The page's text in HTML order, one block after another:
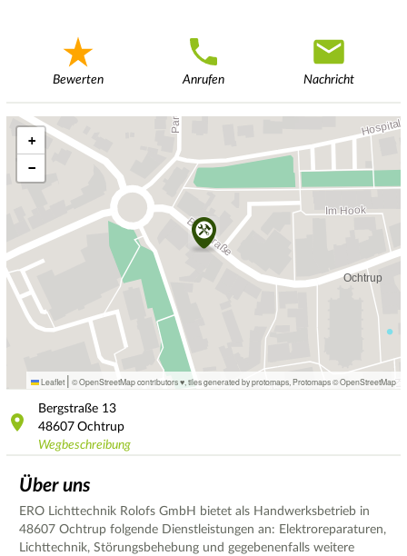
Bewerten Anrufen Nachricht
+
−
Leaflet | © OpenStreetMap contributors ♥, tiles generated by protomaps Protomaps©OpenStreetMap
Bergstraße 13
48607 Ochtrup
Wegbeschreibung
Über uns
ERO Lichttechnik Rolofs GmbH bietet als Handwerksbetrieb in
48607 Ochtrup folgende Dienstleistungen an: Elektroreparaturen,
Lichttechnik, Störungsbehebung und gegebenenfalls weitere